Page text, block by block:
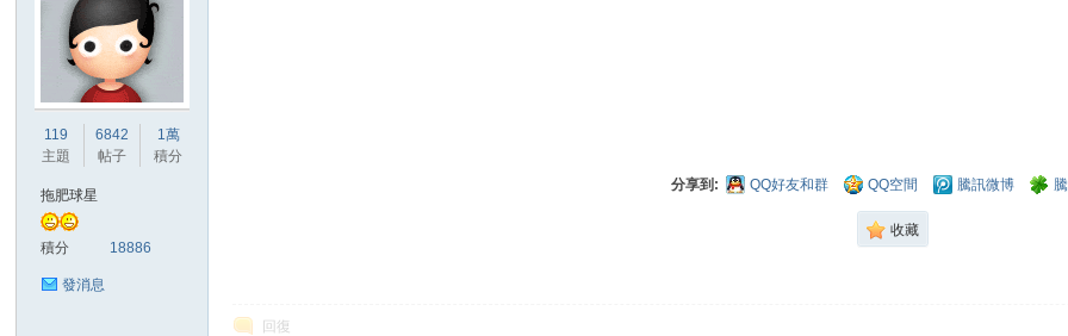
119
主題
6842
帖子
1萬
積分
拖肥球星
積分 18886
發消息
分享到: QQ好友和群 QQ空間 騰訊微博
收藏
回復